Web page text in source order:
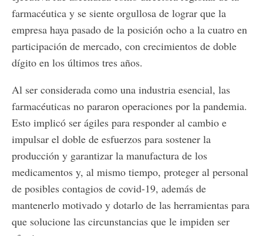
farmacéutica y se siente orgullosa de lograr que la
empresa haya pasado de la posición ocho a la cuatro en
participación de mercado, con crecimientos de doble
dígito en los últimos tres años.
Al ser considerada como una industria esencial, las
farmacéuticas no pararon operaciones por la pandemia.
Esto implicó ser ágiles para responder al cambio e
impulsar el doble de esfuerzos para sostener la
producción y garantizar la manufactura de los
medicamentos y, al mismo tiempo, proteger al personal
de posibles contagios de covid-19, además de
mantenerlo motivado y dotarlo de las herramientas para
que solucione las circunstancias que le impiden ser